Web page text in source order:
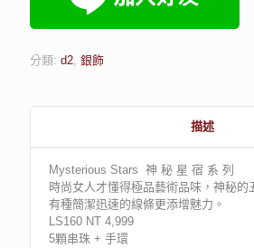
分類: d2, 銀飾
描述
Mysterious Stars 神 秘 星 宿 系 列
時尚女人才懂得極品藝術品味，神秘的
有種簡潔迅速的線條更添增魅力。
LS160 NT 4,999
5顆串珠 + 手環